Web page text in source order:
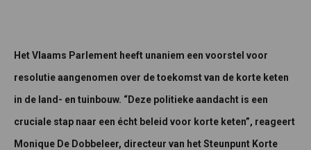
Het Vlaams Parlement heeft unaniem een voorstel voor
resolutie aangenomen over de toekomst van de korte keten
in de land- en tuinbouw. “Deze politieke aandacht is een
cruciale stap naar een écht beleid voor korte keten”, reageert
Monique De Dobbeleer, directeur van het Steunpunt Korte